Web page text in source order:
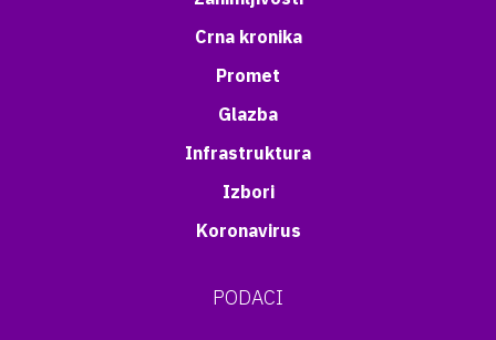
Crna kronika
Promet
Glazba
Infrastruktura
Izbori
Koronavirus
PODACI